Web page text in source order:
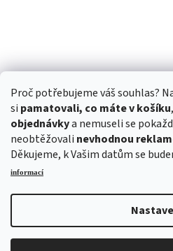
Proč potřebujeme váš souhlas?
si pamatovali, co máte v košíku
objednávkya nemuseli se
neobtěžovali nevhodnou
Děkujeme, k Vašim datům se
informací
Vytvořil